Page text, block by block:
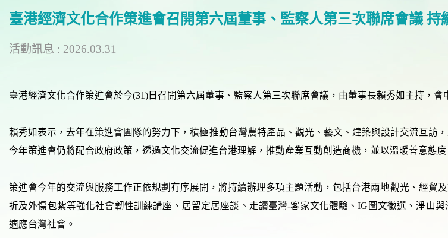
臺港經濟文化合作策進會召開第六屆董事、監察人第三次聯席會議
活動訊息 : 2026.03.31
臺港經濟文化合作策進會於今(31)日召開第六屆董事、監察人第三次聯席會議，由董事長賴秀如主持，
賴秀如表示，去年在策進會團隊的努力下，積極推動台灣農特產品、觀光、藝文、建築與設計交流互訪
今年策進會仍將配合政府政策，透過文化交流促進台港理解，推動產業互動創造商機，並以溫暖善意態
策進會今年的交流與服務工作正依規劃有序展開，將持續辦理多項主題活動，包括台港兩地觀光、經貿
折及外傷包紮等強化社會韌性訓練講座、居留定居座談、走讀臺灣-客家文化體驗、IG圖文徵選、淨山
適應台灣社會。